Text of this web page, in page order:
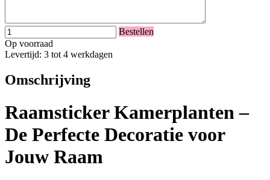
Bestellen
Op voorraad
Levertijd: 3 tot 4 werkdagen
Omschrijving
Raamsticker Kamerplanten –
De Perfecte Decoratie voor
Jouw Raam